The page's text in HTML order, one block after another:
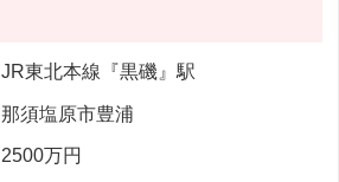
JR東北本線『黒磯』駅
那須塩原市豊浦
2500万円